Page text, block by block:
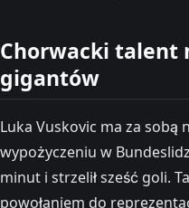
Chorwacki talent
gigantów
Luka Vuskovic ma za sobą
wypożyczeniu w
minut i strzelił sześć goli.
powołaniem do